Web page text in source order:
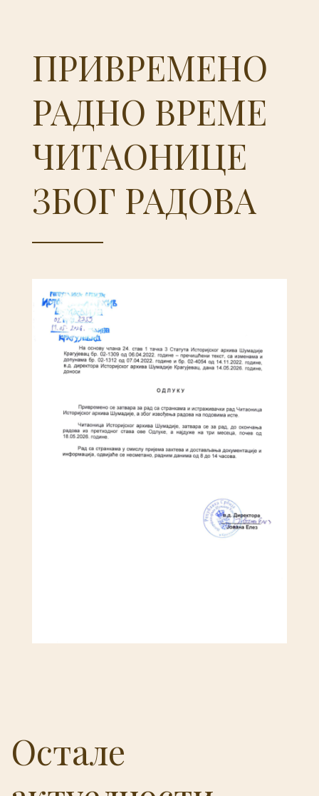
ПРИВРЕМЕНО
РАДНО ВРЕМЕ
ЧИТАОНИЦЕ
ЗБОГ РАДОВА
Остале